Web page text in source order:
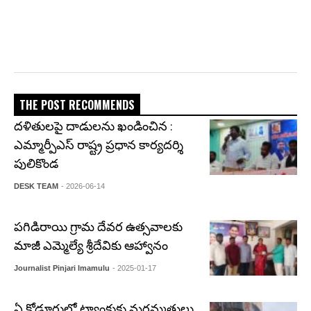
THE POST RECOMMENDS
దళితులపై దాడులను ఖండించిన :
ఎమ్మార్పీఎస్ రాష్ట్ర ప్రధాన కార్యదర్శి
పులికొండ
DESK TEAM - 2026-06-14
పగిడిరాయి గ్రామ దేవర ఉత్సవాలకు
మాజీ ఎమ్మెల్యే శ్రీదేవికు ఆహ్వానం
Journalist Pinjari Imamulu - 2025-01-17